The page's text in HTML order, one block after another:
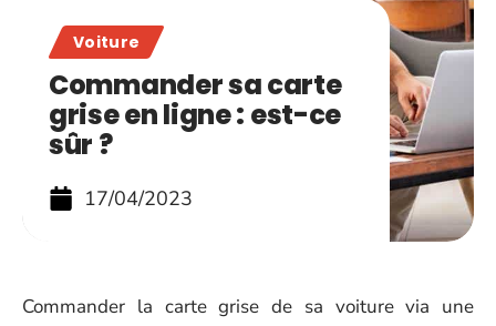
Voiture
Commander sa carte
grise en ligne : est-ce
sûr ?
17/04/2023
Commander la carte grise de sa voiture via une